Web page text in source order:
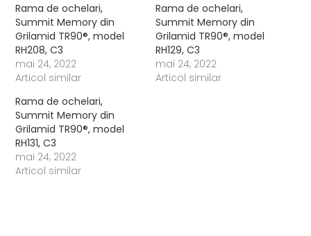
Rama de ochelari,
Summit Memory din
Grilamid TR90®, model
RH208, C3
mai 24, 2022
Articol similar
Rama de ochelari,
Summit Memory din
Grilamid TR90®, model
RH129, C3
mai 24, 2022
Articol similar
Rama de ochelari,
Summit Memory din
Grilamid TR90®, model
RH131, C3
mai 24, 2022
Articol similar